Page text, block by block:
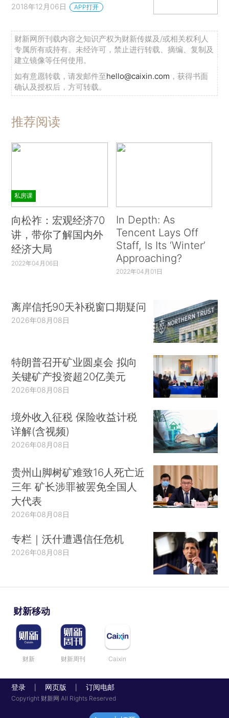
2018年12月06日 APP打开
财新网所刊载内容之知识产权为财新传媒及/或相关权利人
专属所有或持有。未经许可，禁止进行转载、摘编、复制及
建立镜像等任何使用。
如有意愿转载，请发邮件至hello@caixin.com ，获得书面
确认及授权后，方可转载。
推荐阅读
私房课
向松祚：宏观经济70
讲，带你了解国内外
经济大局
2022年04月06日
In Depth: As
Tencent Lays Off
Staff, Is Its ‘Winter’
Approaching?
2022年04月01日
离岸信托90天补税窗口期疑问
2026年08月08日
特朗普召开矿业圆桌会 拟向
关键矿产投资超20亿美元
2026年08月08日
境外收入征税 保险收益计税
详解(含视频)
2026年08月08日
贵州山脚树矿难致16人死亡近
三年 矿长涉罪被罢免全国人
大代表
2026年08月08日
专栏｜沃什遭遇信任危机
2026年08月08日
财新移动
财新 财新周刊 Caixin
登录 网页版 订阅电邮
Copyright 财新网 All Rights Reserved